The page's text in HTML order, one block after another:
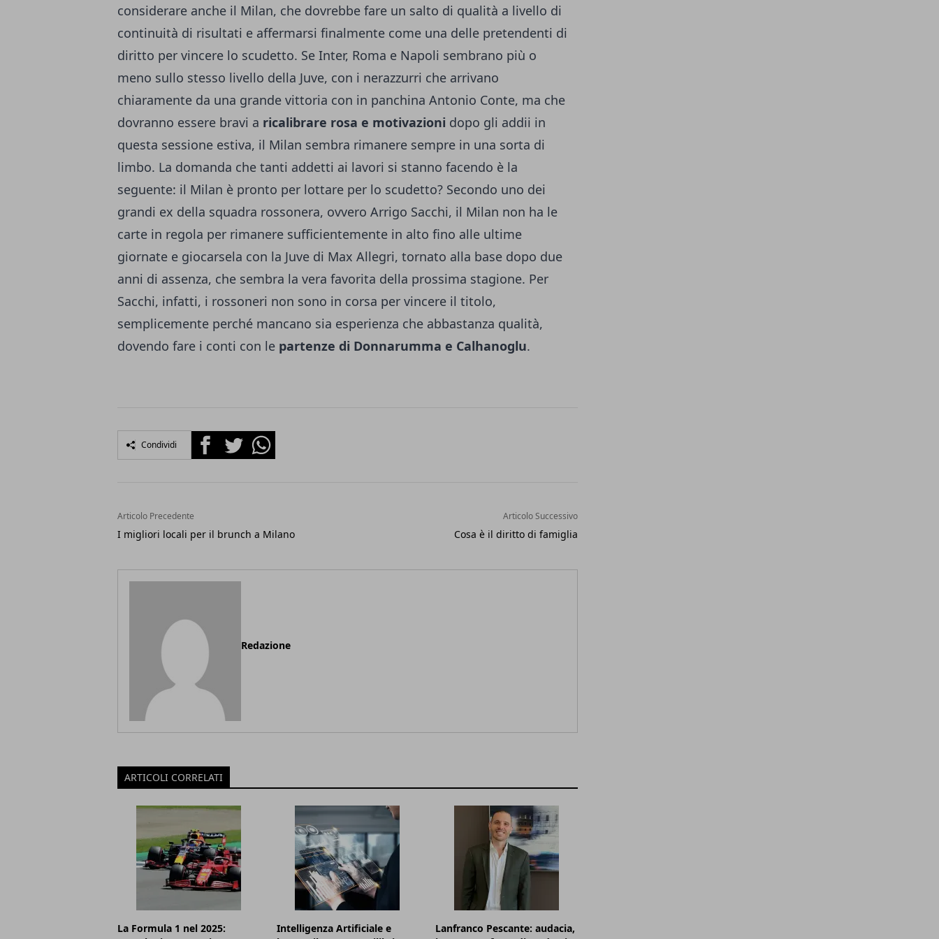
considerare anche il Milan, che dovrebbe fare un salto di qualità a livello di
continuità di risultati e affermarsi finalmente come una delle pretendenti di
diritto per vincere lo scudetto. Se Inter, Roma e Napoli sembrano più o
meno sullo stesso livello della Juve, con i nerazzurri che arrivano
chiaramente da una grande vittoria con in panchina Antonio Conte, ma che
dovranno essere bravi a ricalibrare rosa e motivazioni dopo gli addii in
questa sessione estiva, il Milan sembra rimanere sempre in una sorta di
limbo. La domanda che tanti addetti ai lavori si stanno facendo è la
seguente: il Milan è pronto per lottare per lo scudetto? Secondo uno dei
grandi ex della squadra rossonera, ovvero Arrigo Sacchi, il Milan non ha le
carte in regola per rimanere sufficientemente in alto fino alle ultime
giornate e giocarsela con la Juve di Max Allegri, tornato alla base dopo due
anni di assenza, che sembra la vera favorita della prossima stagione. Per
Sacchi, infatti, i rossoneri non sono in corsa per vincere il titolo,
semplicemente perché mancano sia esperienza che abbastanza qualità,
dovendo fare i conti con le partenze di Donnarumma e Calhanoglu.
Condividi FacebookTwitterWhatsapp
Articolo Precedente
I migliori locali per il brunch a Milano
Articolo Successivo
Cosa è il diritto di famiglia
Redazione
ARTICOLI CORRELATI
La Formula 1 nel 2025:
Intelligenza Artificiale e
Lanfranco Pescante: audacia,